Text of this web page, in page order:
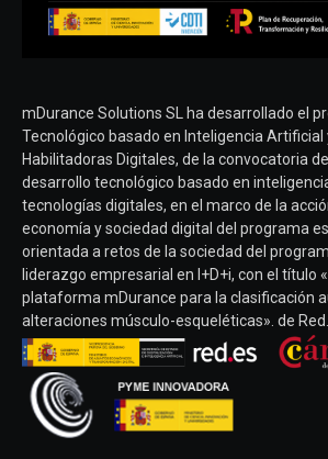
mDurance Solutions SL ha desarrollado el
Tecnológico basado en Inteligencia Artificial
Habilitadoras Digitales, de la convocatoria
desarrollo tecnológico basado en
tecnologías digitales, en el marco de la
economía y sociedad digital del programa
orientada a retos de la sociedad del
liderazgo empresarial en I+D+i, con el título
plataforma mDurance para la clasificación
alteraciones músculo-esqueléticas». de